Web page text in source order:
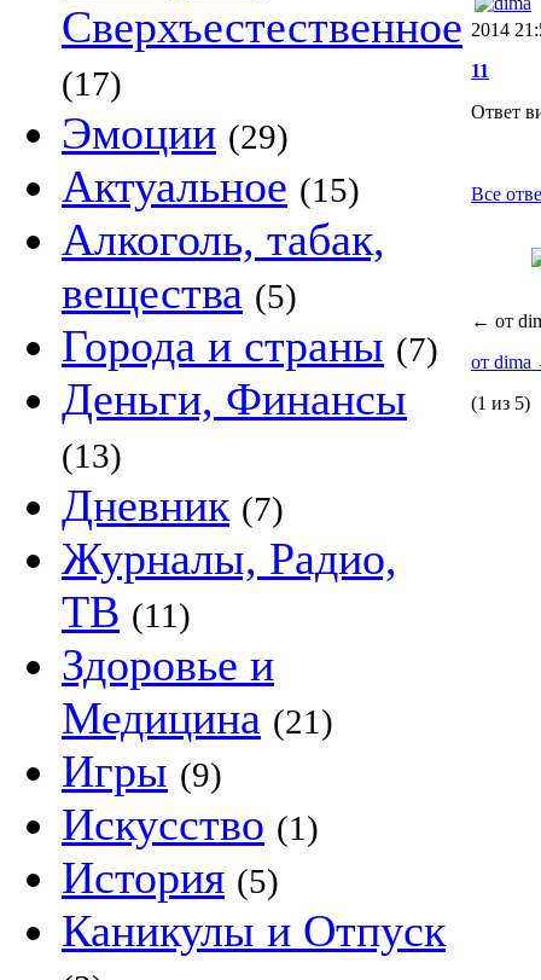
Сверхъестественное
(17)
Эмоции (29)
Актуальное (15)
Алкоголь, табак,
вещества (5)
Города и страны (7)
Деньги, Финансы
(13)
Дневник (7)
Журналы, Радио,
ТВ (11)
Здоровье и
Медицина (21)
Игры (9)
Искусство (1)
История (5)
Каникулы и Отпуск
2014
11
Ответ
Все
← от
от dima
(1 из 5)